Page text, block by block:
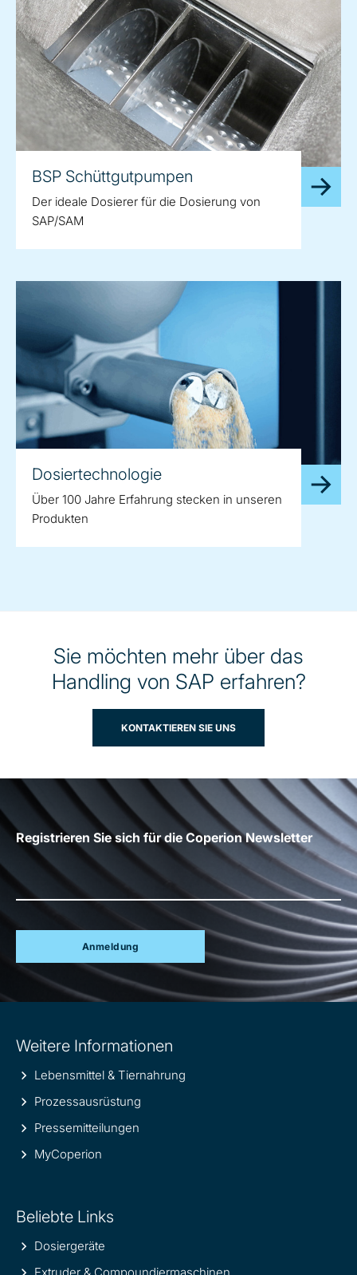
BSP Schüttgutpumpen
Der ideale Dosierer für die Dosierung von
SAP/SAM
Dosiertechnologie
Über 100 Jahre Erfahrung stecken in unseren
Produkten
Sie möchten mehr über das
Handling von SAP erfahren?
KONTAKTIEREN SIE UNS
Registrieren Sie sich für die Coperion Newsletter
Anmeldung
information
Weitere Informationen
Lebensmittel & Tiernahrung
Prozessausrüstung
Pressemitteilungen
MyCoperion
Beliebte Links
Dosiergeräte